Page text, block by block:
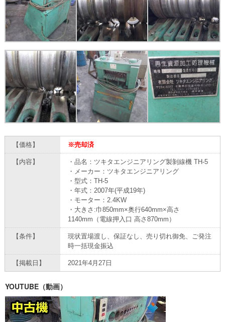
【価格】 ※売却済
【内容】
・品名：ツキタエンジニアリング製剝線機 TH-5
・メーカー：ツキタエンジニアリング
・型式：TH-5
・年式：2007年(平成19年)
・モーター：2.4KW
・大きさ:巾850mm×奥行640mm×高さ
1140mm（電線押入口 高さ870mm）
【条件】
現状置場渡し、保証なし、売り切れ御免、ご発注
時一括現金振込
【掲載日】 2021年4月27日
YOUTUBE（動画）